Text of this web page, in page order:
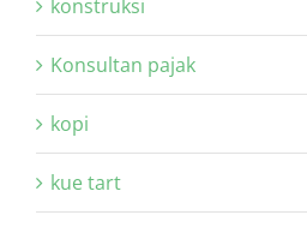
konstruksi
Konsultan pajak
kopi
kue tart